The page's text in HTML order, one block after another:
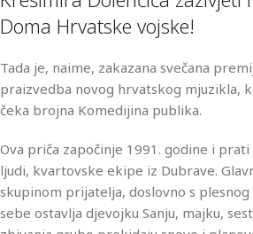
Doma Hrvatske vojske!
Tada je, naime, zakazana svečana
praizvedba novog hrvatskog mjuzikla,
čeka brojna Komedijina publika.
Ova priča započinje 1991. godine i
ljudi, kvartovske ekipe iz Dubrave.
skupinom prijatelja, doslovno s
sebe ostavlja djevojku Sanju, majku,